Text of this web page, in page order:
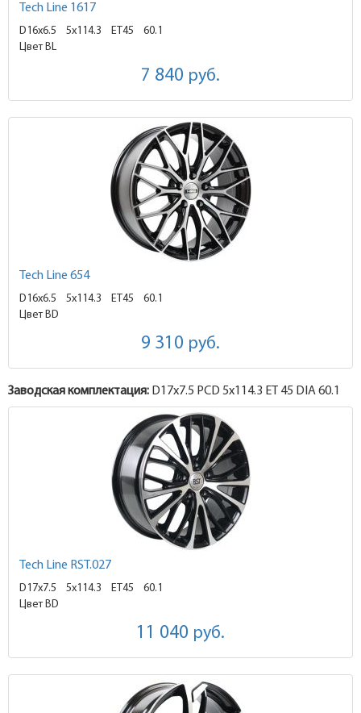
Tech Line 1617
D16x6.5 5x114.3 ET45
60.1
Цвет BL
7 840 руб.
Tech Line 654
D16x6.5 5x114.3 ET45
60.1
Цвет BD
9 310 руб.
Заводская комплектация: D17x7.5 PCD 5x114.3 ET 45 DIA 60.1
Tech Line RST.027
D17x7.5 5x114.3 ET45
60.1
Цвет BD
11 040 руб.